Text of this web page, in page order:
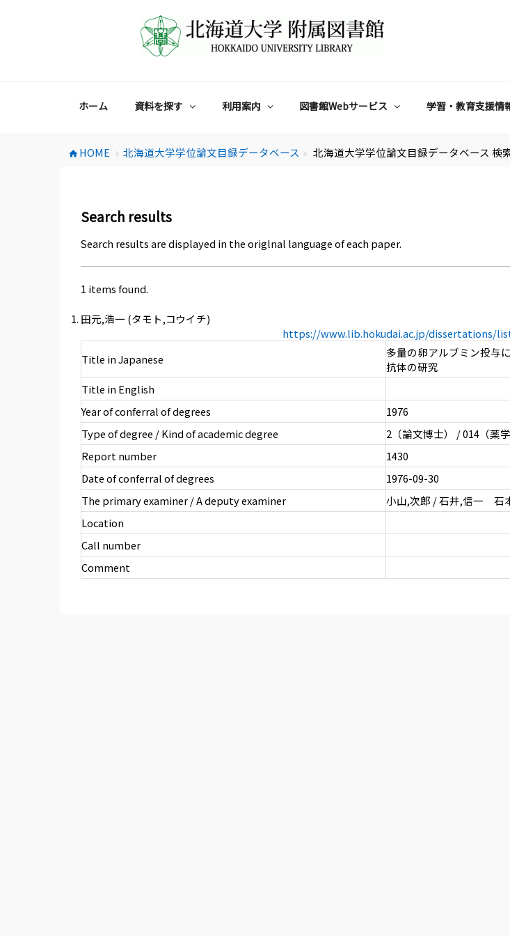
ホーム 資料を探す 利用案内 図書館Webサービス 学習・教育支援情
home HOME chevron_right 北海道大学学位論文目録データベース chevron_right 北海道大学学位論文目録データベース 検
Search results
Search results are displayed in the origlnal language of each paper.
1 items found.
田元,浩一 (タモト,コウイチ)
https://www.lib.hokudai.ac.jp/dissertations/list/
Title in Japanese
多量の卵アルブミン投与
抗体の研究
Title in English
Year of conferral of degrees
1976
Type of degree / Kind of academic degree
2（論文博士） / 014（薬学
Report number
1430
Date of conferral of degrees
1976-09-30
The primary examiner / A deputy examiner
小山,次郎 / 石井,信一
Location
Call number
Comment